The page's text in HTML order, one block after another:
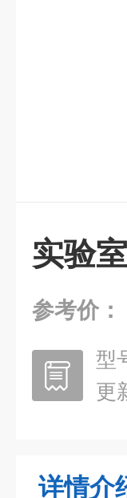
实验
参考价：
型
更
详情介